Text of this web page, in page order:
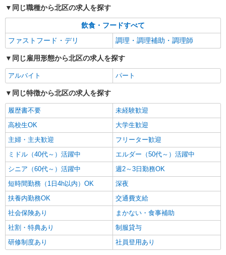
同じ職種から北区の求人を探す
飲食・フードすべて
ファストフード・デリ
調理・調理補助・調理師
同じ雇用形態から北区の求人を探す
アルバイト パート
同じ特徴から北区の求人を探す
履歴書不要
未経験歓迎
高校生OK
大学生歓迎
主婦・主夫歓迎
フリーター歓迎
ミドル（40代～）活躍中
エルダー（50代～）活躍中
シニア（60代～）活躍中
週2～3日勤務OK
短時間勤務（1日4h以内）OK
深夜
扶養内勤務OK
交通費支給
社会保険あり
まかない・食事補助
社割・特典あり
制服貸与
研修制度あり
社員登用あり